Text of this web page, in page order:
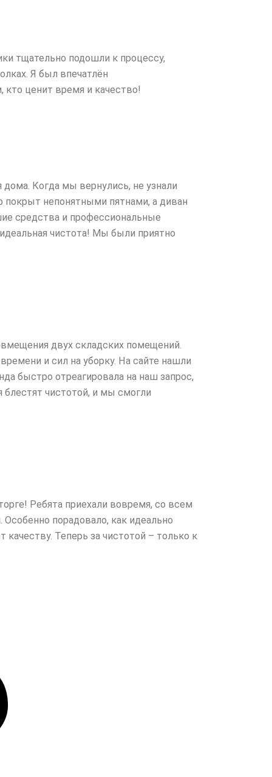
тщательно подошли к процессу,
Я был впечатлён
ценит время и качество!
Когда мы вернулись, не узнали
покрыт непонятными пятнами, а диван
средства и профессиональные
чистота! Мы были приятно
двух складских помещений.
и сил на уборку. На сайте нашли
быстро отреагировала на наш запрос,
чистотой, и мы смогли
Ребята приехали вовремя, со всем
порадовало, как идеально
Теперь за чистотой – только к